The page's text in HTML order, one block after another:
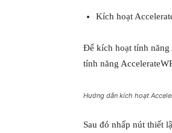
Kích hoạt
Để kích hoạt tính năng
tính năng
Hướng dẫn kích hoạt
Sau đó nhấp nút thiết